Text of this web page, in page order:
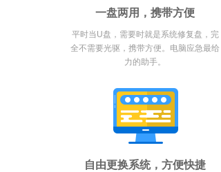
一盘两用，携带方便
平时当U盘，需要时就是系统修复盘，完
全不需要光驱，携带方便。电脑应急最给
力的助手。
自由更换系统，方便快捷